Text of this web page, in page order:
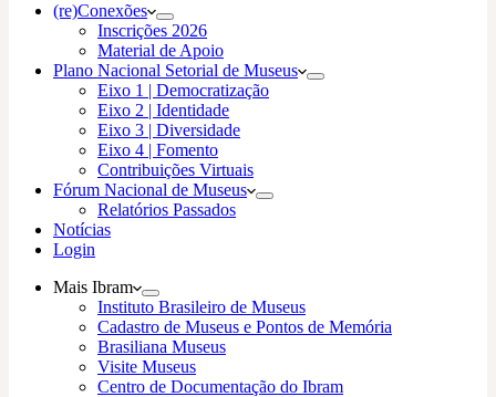
(re)Conexões
Inscrições 2026
Material de Apoio
Plano Nacional Setorial de Museus
Eixo 1 | Democratização
Eixo 2 | Identidade
Eixo 3 | Diversidade
Eixo 4 | Fomento
Contribuições Virtuais
Fórum Nacional de Museus
Relatórios Passados
Notícias
Login
Mais Ibram
Instituto Brasileiro de Museus
Cadastro de Museus e Pontos de Memória
Brasiliana Museus
Visite Museus
Centro de Documentação do Ibram